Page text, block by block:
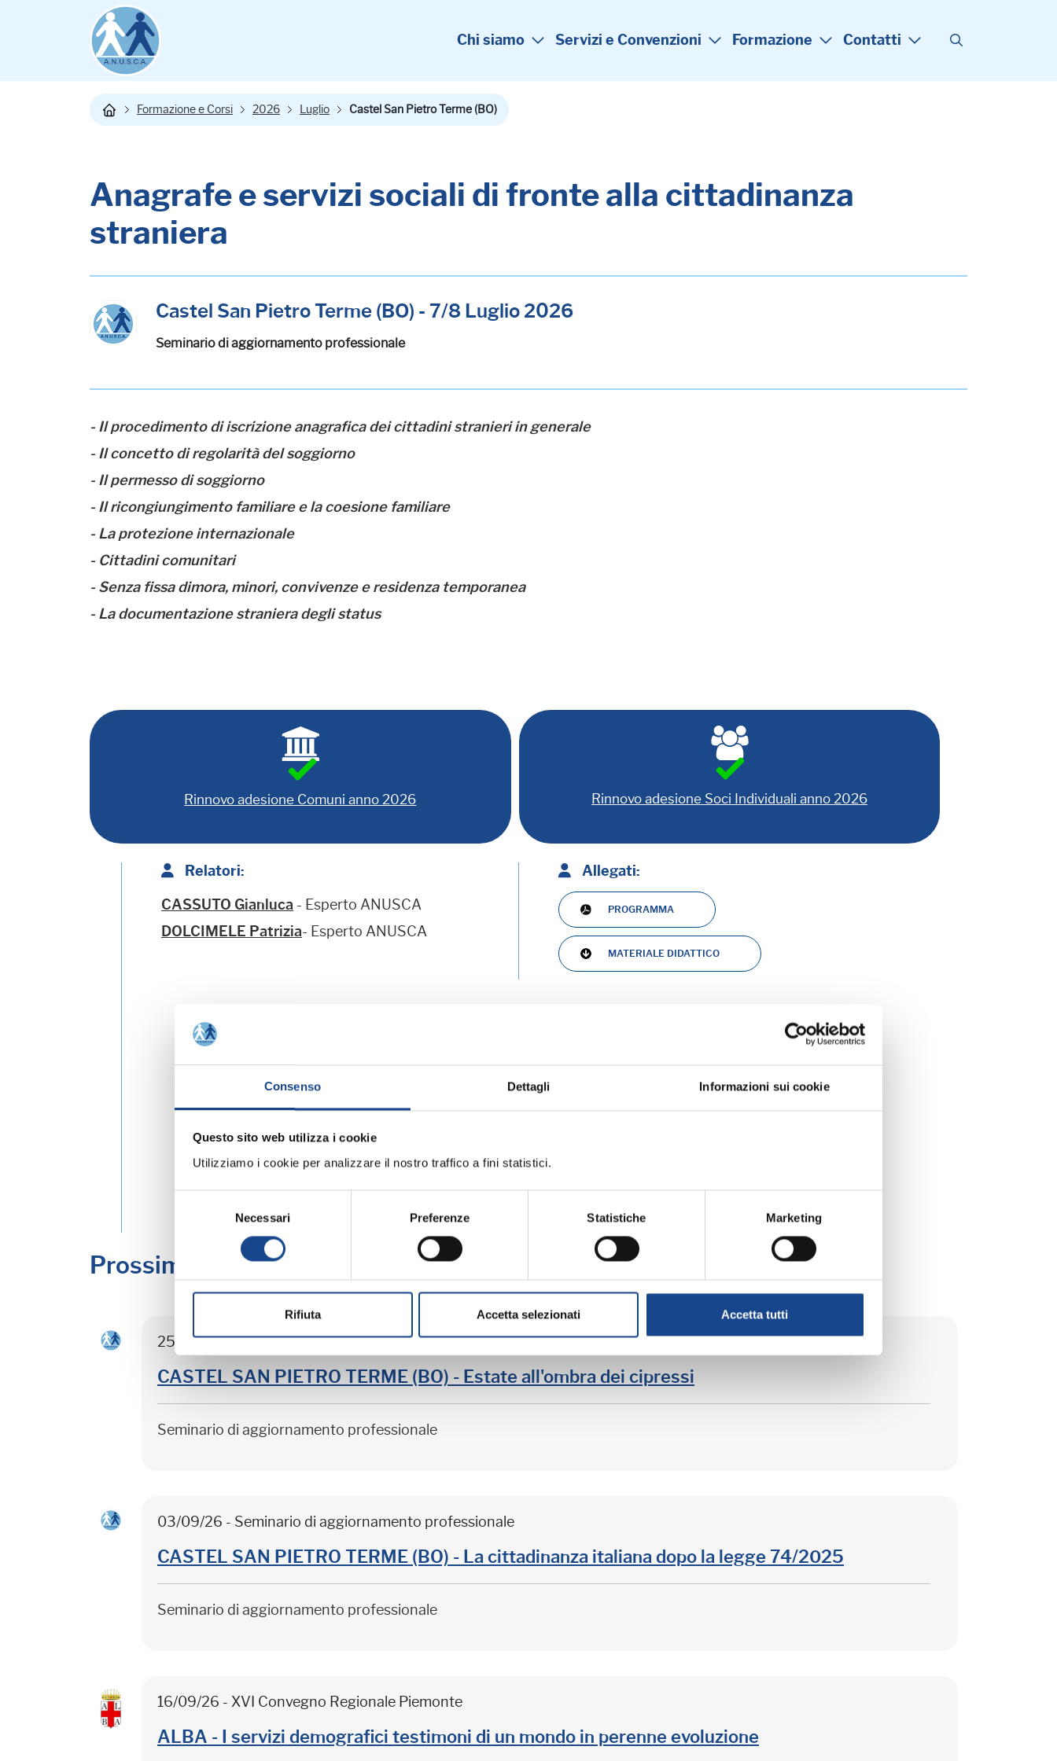
Consenso Dettagli Informazioni sui cookie
Questo sito web utilizza i cookie
Utilizziamo i cookie per analizzare il nostro traffico a fini statistici.
Necessari Preferenze Statistiche Marketing
Rifiuta Accetta selezionati Accetta tutti
Chi siamo Servizi e Convenzioni Formazione Contatti
Formazione e Corsi 2026 Luglio Castel San Pietro Terme (BO)
Anagrafe e servizi sociali di fronte alla cittadinanza
straniera
Castel San Pietro Terme (BO) - 7/8 Luglio 2026
Seminario di aggiornamento professionale
- Il procedimento di iscrizione anagrafica dei cittadini stranieri in generale
- Il concetto di regolarità del soggiorno
- Il permesso di soggiorno
- Il ricongiungimento familiare e la coesione familiare
- La protezione internazionale
- Cittadini comunitari
- Senza fissa dimora, minori, convivenze e residenza temporanea
- La documentazione straniera degli status
Rinnovo adesione Comuni anno 2026 Rinnovo adesione Soci Individuali anno 2026
Relatori:
CASSUTO Gianluca - Esperto ANUSCA
DOLCIMELE Patrizia- Esperto ANUSCA
Allegati:
PROGRAMMA
MATERIALE DIDATTICO
Prossimi corsi in programma:
25/08/26 - Seminario di aggiornamento professionale
CASTEL SAN PIETRO TERME (BO) - Estate all'ombra dei cipressi
Seminario di aggiornamento professionale
03/09/26 - Seminario di aggiornamento professionale
CASTEL SAN PIETRO TERME (BO) - La cittadinanza italiana dopo la legge 74/2025
Seminario di aggiornamento professionale
16/09/26 - XVI Convegno Regionale Piemonte
ALBA - I servizi demografici testimoni di un mondo in perenne evoluzione